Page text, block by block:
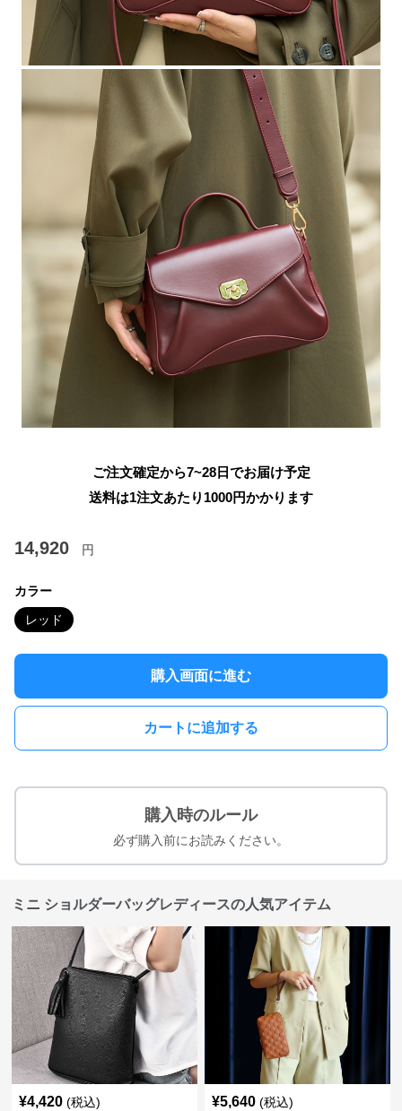
ご注文確定から7~28日でお届け予定
送料は1注文あたり 1000円かかります
14,920 円
カラー
レッド
購入画面に進む
カートに追加する
購入時のルール
必ず購入前にお読みください。
ミニ ショルダーバッグレディースの人気アイテム
¥4,420 (税込) ¥5,640 (税込)